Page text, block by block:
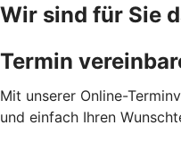
Wir sind für Sie
Termin
Mit unserer Online-
und einfach Ihren